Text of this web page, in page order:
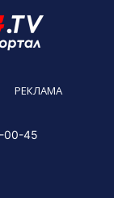
РЕКЛАМА
00-45